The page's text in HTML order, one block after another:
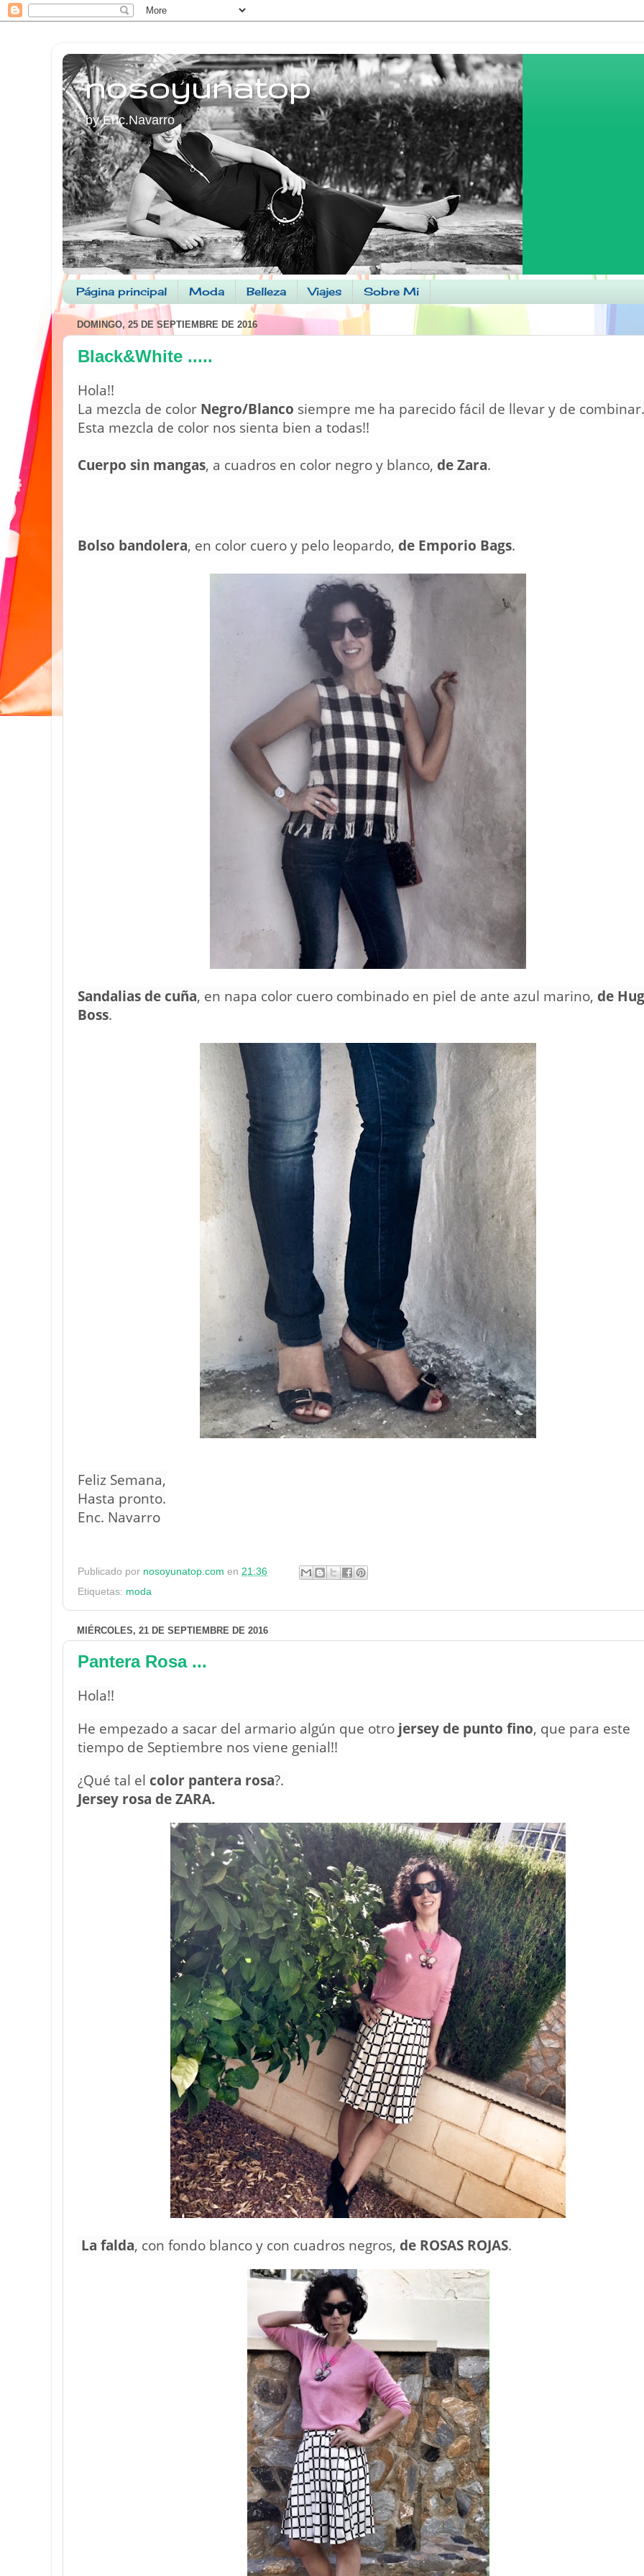
nosoyunatop
by Enc.Navarro
Página principal Moda Belleza Viajes Sobre Mi
DOMINGO, 25 DE SEPTIEMBRE DE 2016
Black&White .....
Hola!!
La mezcla de color Negro/Blanco siempre me ha parecido fácil de llevar y de combinar.
Esta mezcla de color nos sienta bien a todas!!
Cuerpo sin mangas, a cuadros en color negro y blanco, de Zara.
Bolso bandolera, en color cuero y pelo leopardo, de Emporio Bags.
Sandalias de cuña, en napa color cuero combinado en piel de ante azul marino, de
Boss.
Feliz Semana,
Hasta pronto.
Enc. Navarro
Publicado por nosoyunatop.com en 21:36
Etiquetas: moda
MIÉRCOLES, 21 DE SEPTIEMBRE DE 2016
Pantera Rosa ...
Hola!!
He empezado a sacar del armario algún que otro jersey de punto fino, que para este
tiempo de Septiembre nos viene genial!!
¿Qué tal el color pantera rosa?.
Jersey rosa de ZARA.
La falda, con fondo blanco y con cuadros negros, de ROSAS ROJAS.